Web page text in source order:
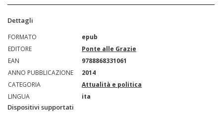
Dettagli
FORMATO
epub
EDITORE
Ponte alle Grazie
EAN
9788868331061
ANNO PUBBLICAZIONE
2014
CATEGORIA
Attualità e politica
LINGUA
ita
Dispositivi supportati